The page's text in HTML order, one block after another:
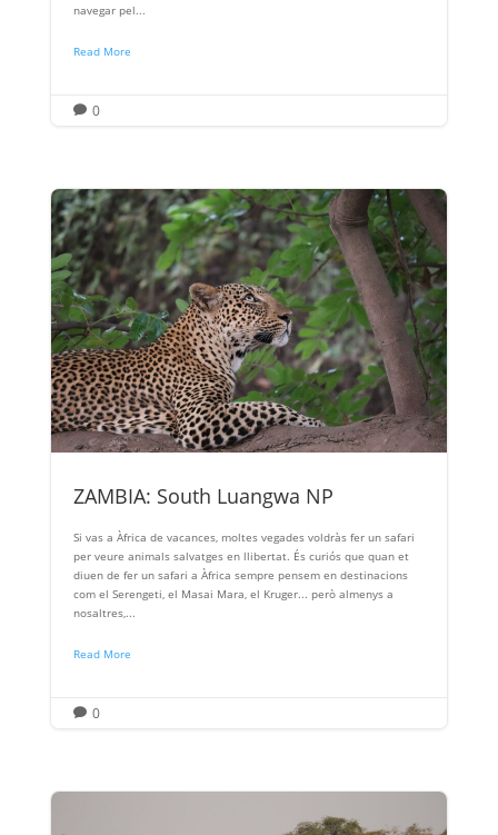
navegar pel...
Read More
 0
ZAMBIA: South Luangwa NP
Si vas a Àfrica de vacances, moltes vegades voldràs fer un safari
per veure animals salvatges en llibertat. És curiós que quan et
diuen de fer un safari a Àfrica sempre pensem en destinacions
com el Serengeti, el Masai Mara, el Kruger... però almenys a
nosaltres,...
Read More
 0